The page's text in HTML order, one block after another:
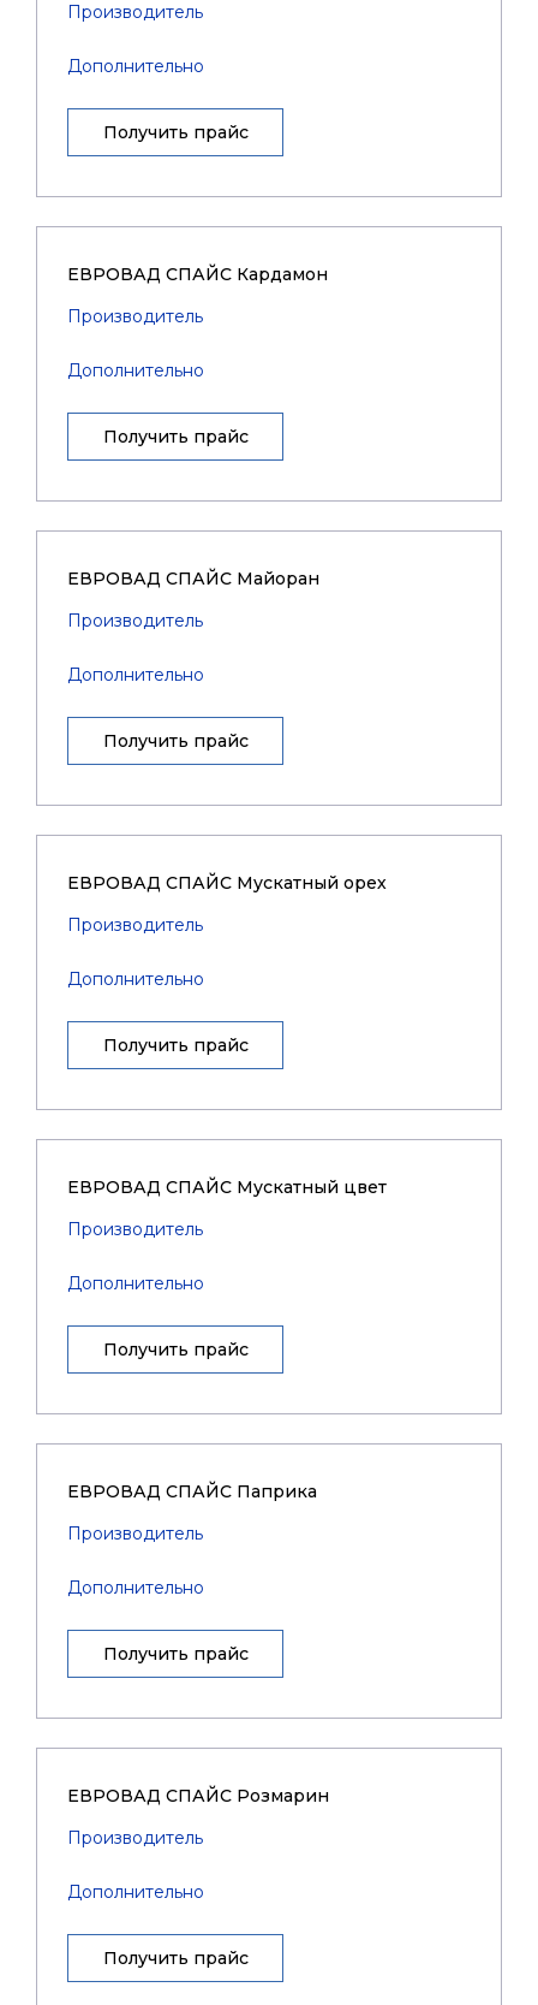
Производитель
Дополнительно
Получить прайс
ЕВРОВАД СПАЙС Кардамон
Производитель
Дополнительно
Получить прайс
ЕВРОВАД СПАЙС Майоран
Производитель
Дополнительно
Получить прайс
ЕВРОВАД СПАЙС Мускатный орех
Производитель
Дополнительно
Получить прайс
ЕВРОВАД СПАЙС Мускатный цвет
Производитель
Дополнительно
Получить прайс
ЕВРОВАД СПАЙС Паприка
Производитель
Дополнительно
Получить прайс
ЕВРОВАД СПАЙС Розмарин
Производитель
Дополнительно
Получить прайс